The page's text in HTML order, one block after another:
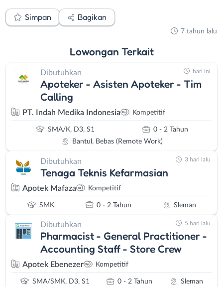
Simpan Bagikan
7 tahun lalu
Lowongan Terkait
Dibutuhkan
Apoteker - Asisten Apoteker - Tim
Calling
PT. Indah Medika Indonesia Kompetitif
SMA/K, D3, S1
0 - 2 Tahun
Bantul, Bebas (Remote Work)
hari ini
Dibutuhkan
Tenaga Teknis Kefarmasian
Apotek Mafaza Kompetitif
SMK 0 - 2 Tahun Sleman
3 hari lalu
Dibutuhkan
Pharmacist - General Practitioner -
Accounting Staff - Store Crew
Apotek Ebenezer Kompetitif
SMA/SMK, D3, S1 0 - 2 Tahun Sleman
5 hari lalu